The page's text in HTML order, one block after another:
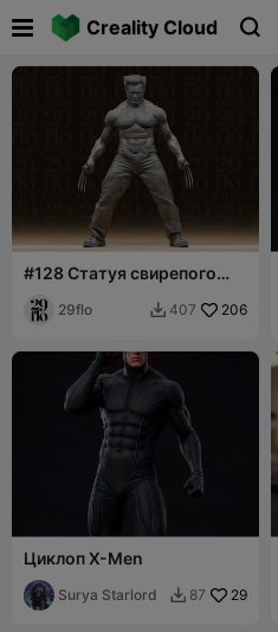
Creality Cloud 
#128 Статуя свирепого
супергероя Росомахи
29flo  407 206
Циклоп X-Men
Surya Starlord  87 29